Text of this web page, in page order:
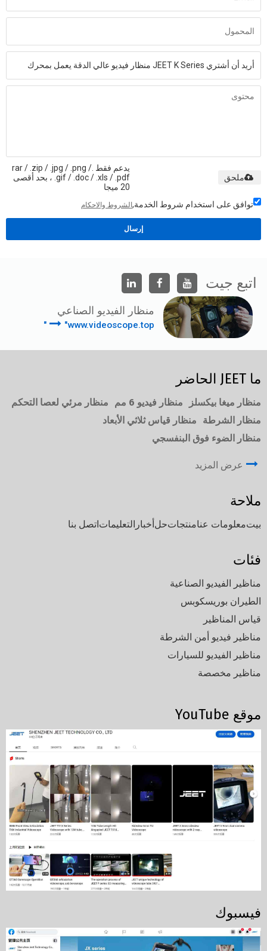
يدعم فقط .rar / .zip / .jpg / .png /
.gif / .doc / .xls / .pdf ، بحد أقصى
20 ميجا
ملحق
توافق على استخدام شروط الخدمة, الشروط والاحكام
إرسال
اتبع جيت
منظار الفيديو الصناعي
"www.videoscope.top"
ما JEET الحاضر
منظار ميغا بيكسلز منظار فيديو 6 مم
منظار مرئي لعصا التحكم
منظار الشرطة
منظار قياس ثلاثي الأبعاد
منظار الضوء فوق البنفسجي
عرض المزيد
ملاحة
بيتمعلومات عنامنتجاتحلأخبار التعليماتاتصل بنا
فئات
مناظير الفيديو الصناعية
الطيران بوريسكوبس
قياس المناظير
مناظير فيديو أمن الشرطة
مناظير الفيديو للسيارات
مناظير مخصصة
موقع YouTube
فيسبوك